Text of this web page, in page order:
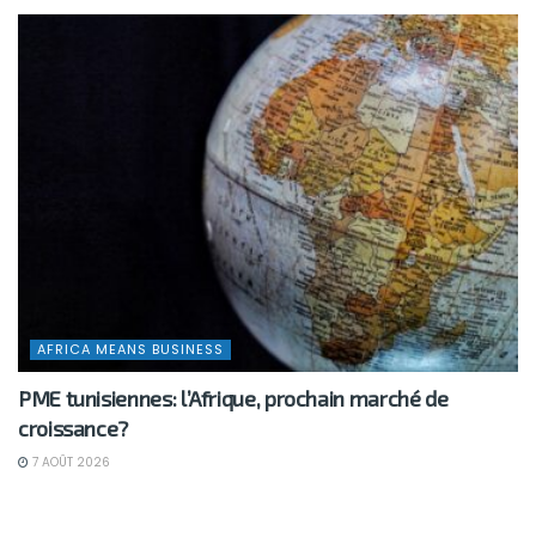
AFRICA MEANS BUSINESS
PME tunisiennes: l’Afrique, prochain marché de
croissance?
7 AOÛT 2026